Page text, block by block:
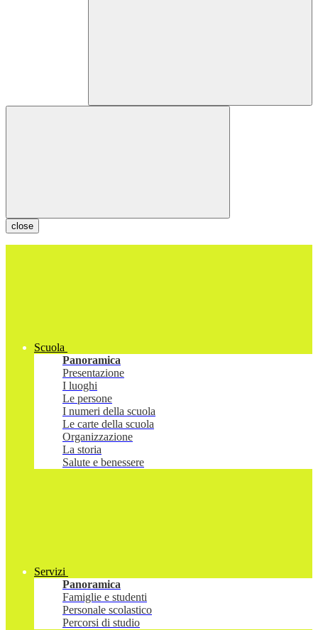
close
Scuola
Panoramica
Presentazione
I luoghi
Le persone
I numeri della scuola
Le carte della scuola
Organizzazione
La storia
Salute e benessere
Servizi
Panoramica
Famiglie e studenti
Personale scolastico
Percorsi di studio